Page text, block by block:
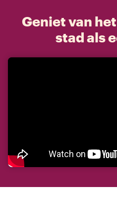
Geniet van
stad als